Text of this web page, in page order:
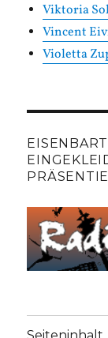
Viktoria
Vincent
Violetta
Seiteninhalt